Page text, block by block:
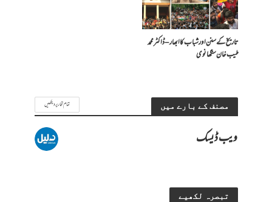
تاریخ کے سنن اور شباب کا ابھار – ڈاکٹر محمد
طیب خان سنگھانوی
مصنف کے بارے میں تمام تحاریر دیکھیں
ویب ڈیسک
تبصرہ لکھیے